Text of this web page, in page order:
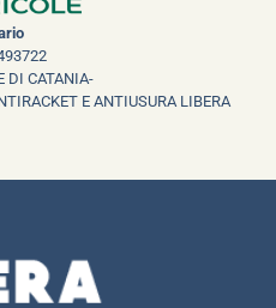
DI CATANIA-
E ANTIUSURA LIBERA